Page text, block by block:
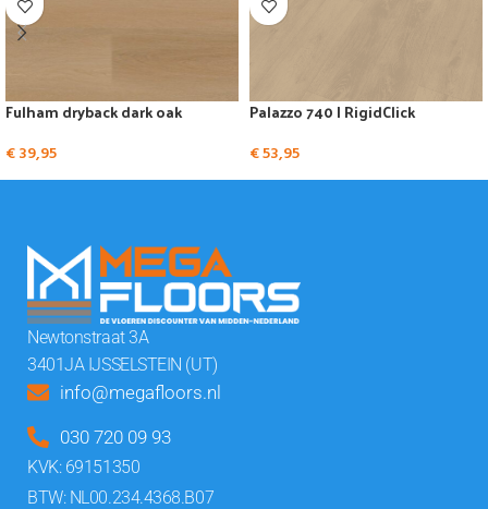
Fulham dryback dark oak
€39,95
Palazzo 740 | RigidClick
€53,95
Newtonstraat 3A
3401JA IJSSELSTEIN (UT)
info@megafloors.nl
030 720 09 93
KVK: 69151350
BTW: NL00.234.4368.B07